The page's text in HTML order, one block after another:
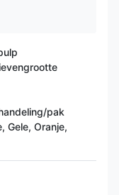
pak
Gele, Oranje,